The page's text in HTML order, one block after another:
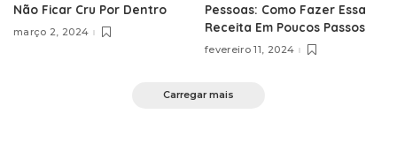
Não Ficar Cru Por Dentro
março 2, 2024
Pessoas: Como Fazer Essa
Receita Em Poucos Passos
fevereiro 11, 2024
Carregar mais